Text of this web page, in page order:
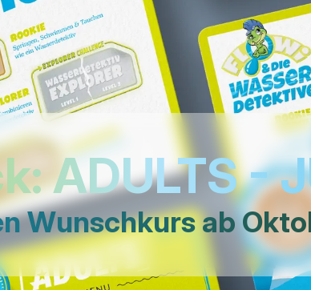
ADULTS -
Wunschkurs ab